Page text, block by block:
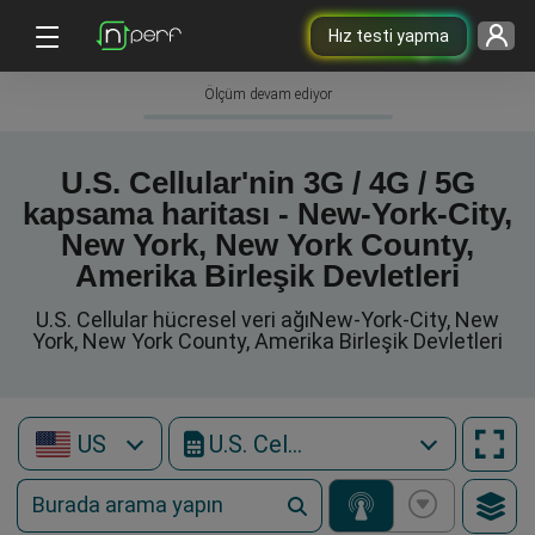
Hız testi yapma
Ölçüm devam ediyor
U.S. Cellular'nin 3G / 4G / 5G
kapsama haritası - New-York-City,
New York, New York County,
Amerika Birleşik Devletleri
U.S. Cellular hücresel veri ağıNew-York-City, New
York, New York County, Amerika Birleşik Devletleri
US U.S. Cellular